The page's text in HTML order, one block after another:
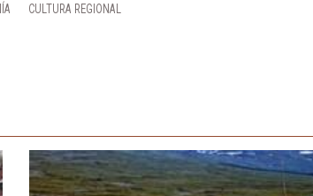
CULTURA REGIONAL